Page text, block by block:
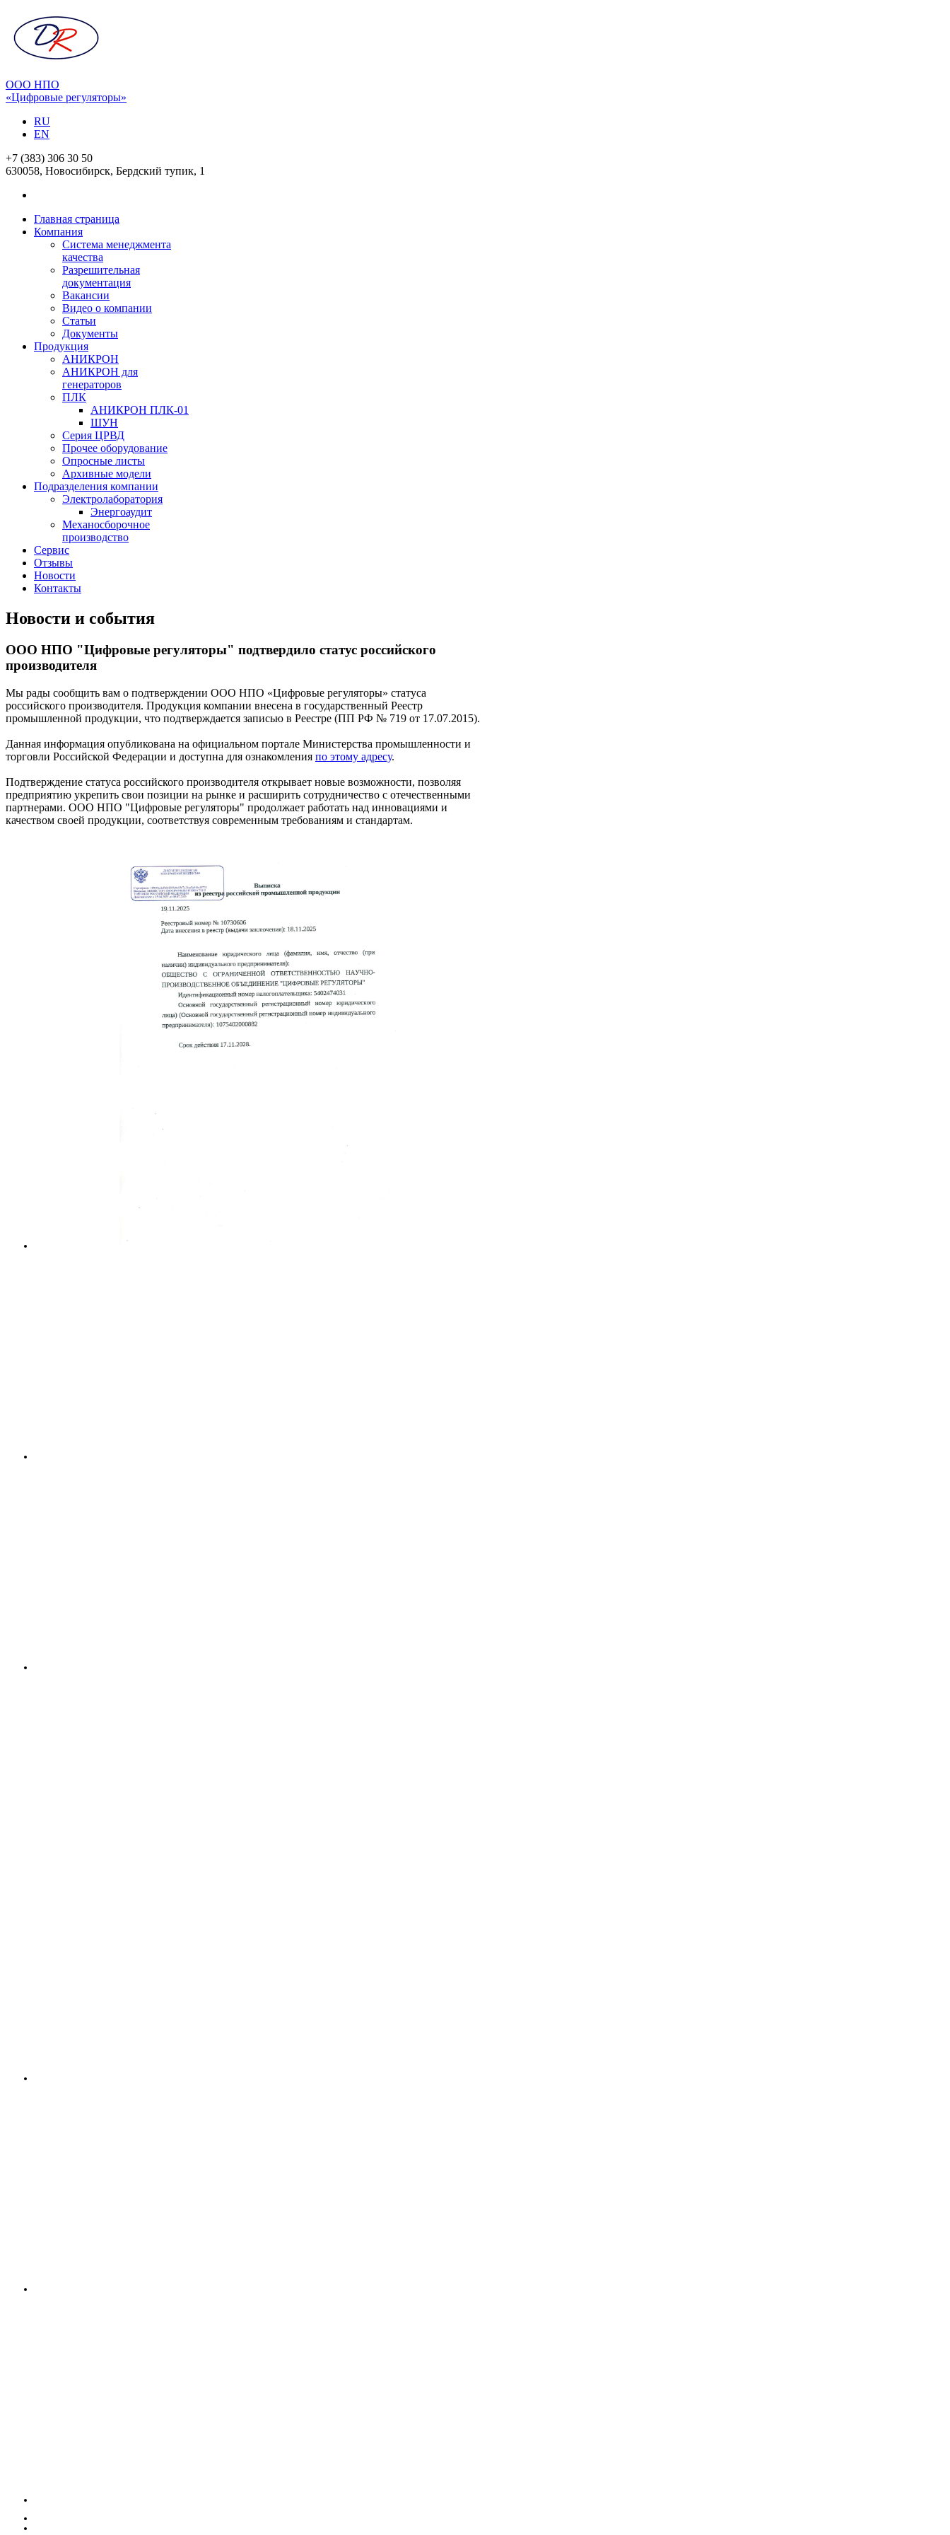
ООО НПО
«Цифровые регуляторы»
RU
EN
+7 (383) 306 30 50
630058, Новосибирск, Бердский тупик, 1
Главная страница
Компания
Система менеджмента
качества
Разрешительная
документация
Вакансии
Видео о компании
Статьи
Документы
Продукция
АНИКРОН
АНИКРОН для
генераторов
ПЛК
АНИКРОН ПЛК-01
ШУН
Серия ЦРВД
Прочее оборудование
Опросные листы
Архивные модели
Подразделения компании
Электролаборатория
Энергоаудит
Механосборочное
производство
Сервис
Отзывы
Новости
Контакты
Новости и события
ООО НПО "Цифровые регуляторы" подтвердило статус российского
производителя
Мы рады сообщить вам о подтверждении ООО НПО «Цифровые регуляторы» статуса
российского производителя. Продукция компании внесена в государственный Реестр
промышленной продукции, что подтверждается записью в Реестре (ПП РФ № 719 от 17.07.2015).
Данная информация опубликована на официальном портале Министерства промышленности и
торговли Российской Федерации и доступна для ознакомления по этому адресу.
Подтверждение статуса российского производителя открывает новые возможности, позволяя
предприятию укрепить свои позиции на рынке и расширить сотрудничество с отечественными
партнерами. ООО НПО "Цифровые регуляторы" продолжает работать над инновациями и
качеством своей продукции, соответствуя современным требованиям и стандартам.